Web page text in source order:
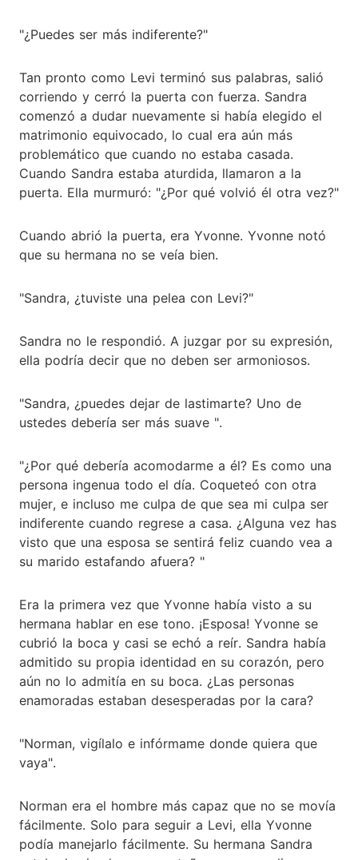
"¿Puedes ser más indiferente?"
Tan pronto como Levi terminó sus palabras, salió
corriendo y cerró la puerta con fuerza. Sandra
comenzó a dudar nuevamente si había elegido el
matrimonio equivocado, lo cual era aún más
problemático que cuando no estaba casada.
Cuando Sandra estaba aturdida, llamaron a la
puerta. Ella murmuró: "¿Por qué volvió él otra vez?"
Cuando abrió la puerta, era Yvonne. Yvonne notó
que su hermana no se veía bien.
"Sandra, ¿tuviste una pelea con Levi?"
Sandra no le respondió. A juzgar por su expresión,
ella podría decir que no deben ser armoniosos.
"Sandra, ¿puedes dejar de lastimarte? Uno de
ustedes debería ser más suave ".
"¿Por qué debería acomodarme a él? Es como una
persona ingenua todo el día. Coqueteó con otra
mujer, e incluso me culpa de que sea mi culpa ser
indiferente cuando regrese a casa. ¿Alguna vez has
visto que una esposa se sentirá feliz cuando vea a
su marido estafando afuera? "
Era la primera vez que Yvonne había visto a su
hermana hablar en ese tono. ¡Esposa! Yvonne se
cubrió la boca y casi se echó a reír. Sandra había
admitido su propia identidad en su corazón, pero
aún no lo admitía en su boca. ¿Las personas
enamoradas estaban desesperadas por la cara?
"Norman, vigílalo e infórmame donde quiera que
vaya".
Norman era el hombre más capaz que no se movía
fácilmente. Solo para seguir a Levi, ella Yvonne
podía manejarlo fácilmente. Su hermana Sandra